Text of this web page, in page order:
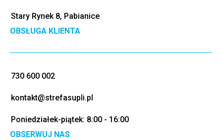
Stary Rynek 8, Pabianice
OBSŁUGA KLIENTA
730 600 002
kontakt@strefasupli.pl
Poniedziałek-piątek: 8:00 - 16:00
OBSERWUJ NAS